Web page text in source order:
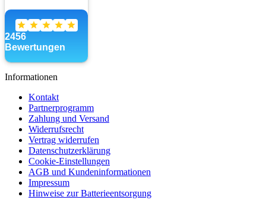
Informationen
Kontakt
Partnerprogramm
Zahlung und Versand
Widerrufsrecht
Vertrag widerrufen
Datenschutzerklärung
Cookie-Einstellungen
AGB und Kundeninformationen
Impressum
Hinweise zur Batterieentsorgung